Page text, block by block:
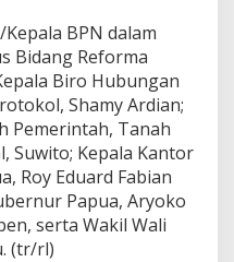
BPN dalam
Bidang Reforma
Biro Hubungan
Shamy Ardian;
Pemerintah, Tanah
Suwito; Kepala Kantor
Roy Eduard Fabian
Papua, Aryoko
serta Wakil Wali
(tr/rl)